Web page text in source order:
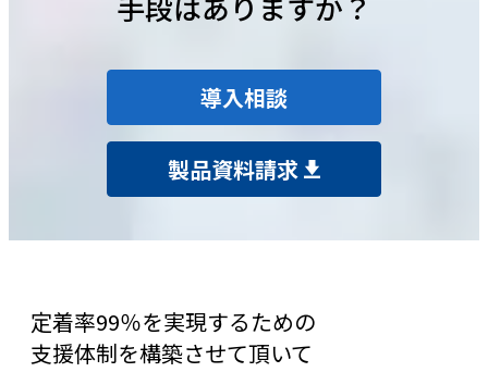
導入相談
製品資料請求
定着率99％を実現するための
支援体制を構築させて頂いて